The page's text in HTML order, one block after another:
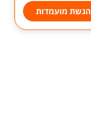
הגשת מועמדות